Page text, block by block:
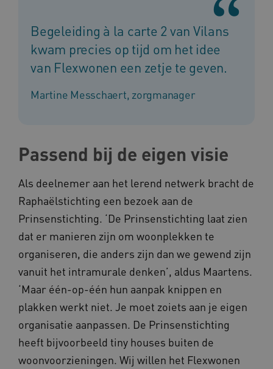
Begeleiding à la carte 2 van Vilans
kwam precies op tijd om het idee
van Flexwonen een zetje te geven.
Martine Messchaert, zorgmanager
Passend bij de eigen visie
Als deelnemer aan het lerend netwerk bracht de
Raphaëlstichting een bezoek aan de
Prinsenstichting. ‘De Prinsenstichting laat zien
dat er manieren zijn om woonplekken te
organiseren, die anders zijn dan we gewend zijn
vanuit het intramurale denken’, aldus Maartens.
‘Maar één-op-één hun aanpak knippen en
plakken werkt niet. Je moet zoiets aan je eigen
organisatie aanpassen. De Prinsenstichting
heeft bijvoorbeeld tiny houses buiten de
woonvoorzieningen. Wij willen het Flexwonen